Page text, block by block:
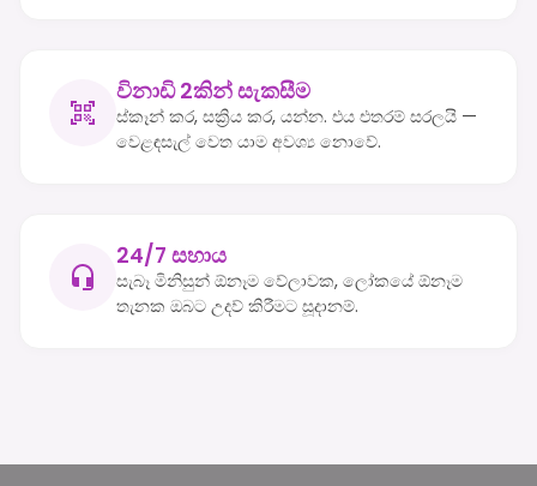
විනාඩි 2කින් සැකසීම
ස්කෑන් කර, සක්‍රිය කර, යන්න. එය එතරම් සරලයි —
වෙළඳසැල් වෙත යාම අවශ්‍ය නොවේ.
24/7 සහාය
සැබෑ මිනිසුන් ඕනෑම වේලාවක, ලෝකයේ ඕනෑම
තැනක ඔබට උදව් කිරීමට සූදානම්.